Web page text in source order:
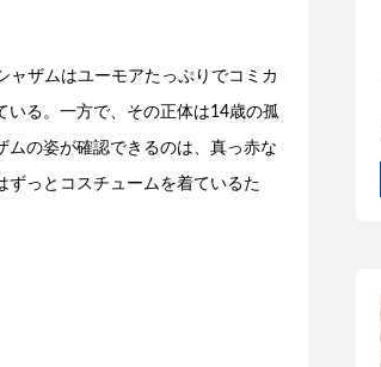
ャザムはユーモアたっぷりでコミカ
いる。一方で、その正体は14歳の孤
ムの姿が確認できるのは、真っ赤な
ずっとコスチュームを着ているた